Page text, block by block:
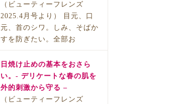
（ビューティーフレンズ
2025.4月号より） 目元、口
元、首のシワ。しみ、そばか
すを防ぎたい。全部お
日焼け止めの基本をおさら
い。- デリケートな春の肌を
外的刺激から守る –
（ビューティーフレンズ